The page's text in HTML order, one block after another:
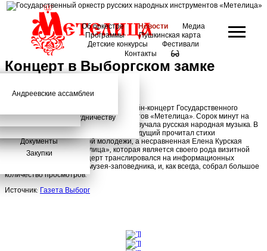
Об оркестре
История
Документы
Закупки
Новости
Анонсы
Медиа
Фото
Программы
Школьный абонемент
Приглашаем к сотрудничеству
Пушкинская карта
Детские конкурсы
2026 год
Фестивали
Андреевские ассамблеи
Контакты
Концерт в Выборгском замке
В честь Дня молодёжи состоялся онлайн-концерт Государственного
оркестра русских народных инструментов «Метелица». Сорок минут на
верхнем дворе средневекового замка звучала русская народная музыка. В
завершение концертной программы ведущий прочитал стихи
адресованные российской молодежи, а несравненная Елена Курская
исполнила песню «Метелица», которая является своего рода визитной
карточкой оркестра. Концерт транслировался на информационных
площадках Выборгского музея-заповедника, и, как всегда, собрал большое
количество просмотров.
Источник: Газета Выборг